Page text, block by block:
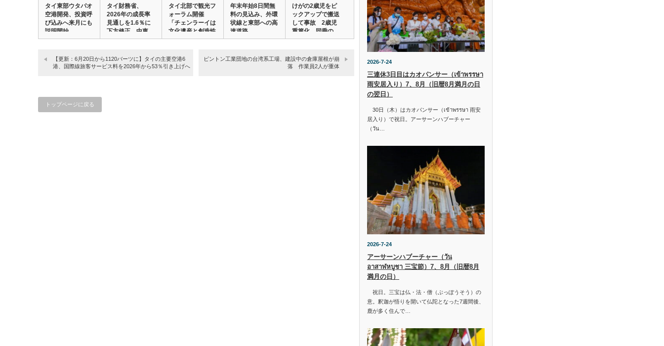
タイ東部ウタパオ
空港開発、投資呼
び込みへ来月にも
説明開始
タイ財務省、
2026年の成長率
見通しを1.6％に
下方修正 中東
情…
タイ北部で観光フ
ォーラム開催
「チェンラーイは
文化遺産と創造性
を…
年末年始8日間無
料の見込み、外環
状線と東部への高
速道路
けがの2歳児をピ
ックアップで搬送
して事故 2歳児
重篤化、同乗の
4…
【更新：6月20日から1120バーツに】タイの主要空港6
港、国際線旅客サービス料を2026年から53％引き上げへ
ピントン工業団地の台湾系工場、建設中の倉庫屋根が崩
落 作業員2人が重体
トップページに戻る
2026-7-24
三連休3日目はカオパンサー（เข้าพรรษา
雨安居入り）7、8月（旧暦8月満月の日
の翌日）
30日（木）はカオパンサー（เข้าพรรษา 雨安
居入り）で祝日。アーサーンハブーチャー
（วัน…
2026-7-24
アーサーンハブーチャー（วัน
อาสาฬหบูชา 三宝節）7、8月（旧暦8月
満月の日）
祝日。三宝は仏・法・僧（ぶっぽうそう）の
意。釈迦が悟りを開いて仏陀となった7週間後、
鹿が多く住んで…